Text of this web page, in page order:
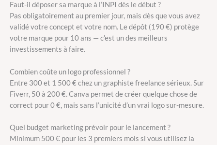
Faut-il déposer sa marque à l’INPI dès le début ?
Pas obligatoirement au premier jour, mais dès que vous avez
validé votre concept et votre nom. Le dépôt (190 €) protège
votre marque pour 10 ans — c’est un des meilleurs
investissements à faire.
Combien coûte un logo professionnel ?
Entre 300 et 1 500 € chez un graphiste freelance sérieux. Sur
Fiverr, 50 à 200 €. Canva permet de créer quelque chose de
correct pour 0 €, mais sans l’unicité d’un vrai logo sur-mesure.
Quel budget marketing prévoir pour le lancement ?
Minimum 500 € pour les 3 premiers mois si vous utilisez la